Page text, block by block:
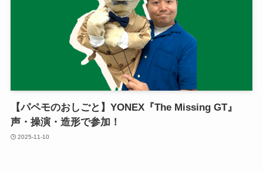
【パペモのおしごと】YONEX『The Missing GT』
声・操演・造形で参加！
2025-11-10